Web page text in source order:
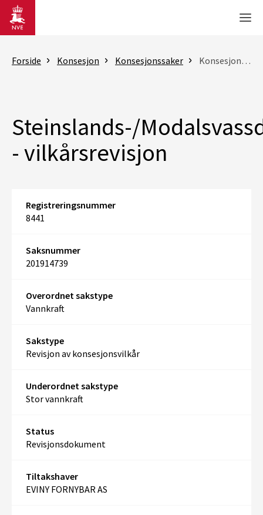
Gå til hovedinnhold
Forside Konsesjon Konsesjonssaker Konsesjonssak
Steinslands-/
- vilkårsrevisjon
Registreringsnummer
8441
Saksnummer
201914739
Overordnet sakstype
Vannkraft
Sakstype
Revisjon av konsesjonsvilkår
Underordnet sakstype
Stor vannkraft
Status
Revisjonsdokument
Tiltakshaver
EVINY FORNYBAR AS